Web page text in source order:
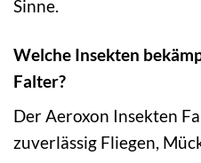
Sinne.
Welche Insekten
Falter?
Der Aeroxon Insekten
zuverlässig Fliegen,